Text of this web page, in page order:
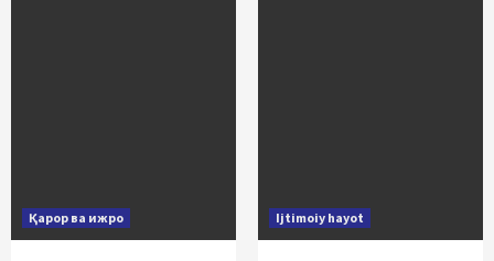
Қарор ва ижро Ijtimoiy hayot